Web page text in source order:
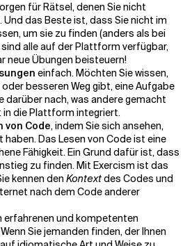
für Rätsel, denen Sie nicht
Und das Beste ist, dass Sie nicht im
um sie zu finden (anders als bei
alle auf der Plattform verfügbar,
neue Übungen beisteuern!
einfach. Möchten Sie wissen,
besseren Weg gibt, eine Aufgabe
darüber nach, was andere gemacht
in die Plattform integriert.
von Code, indem Sie sich ansehen,
haben. Das Lesen von Code ist eine
Fähigkeit. Ein Grund dafür ist, dass
zu finden. Mit Exercism ist das
kennen den Kontextdes Codes und
nach dem Code anderer
erfahrenen und kompetenten
Sie jemanden finden, der Ihnen